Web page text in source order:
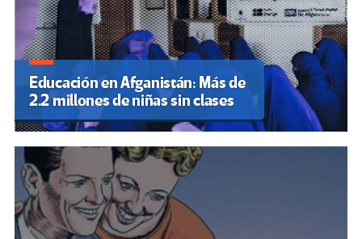
Educación en Afganistán: Más de
2.2 millones de niñas sin clases